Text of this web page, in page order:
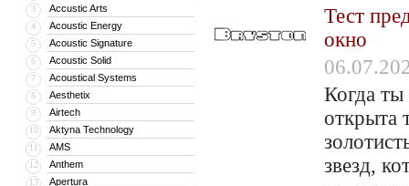
3 Accustic Arts
4 Acoustic Energy
5 Acoustic Signature
6 Acoustic Solid
7 Acoustical Systems
8 Aesthetix
9 Airtech
10 Aktyna Technology
11 AMS
12 Anthem
13 Apertura
Тест
окно
Когда ты
открыта
звезд,